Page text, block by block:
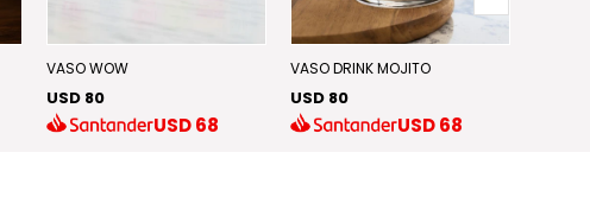
VASO WOW
USD 80
USD68
VASO DRINK MOJITO
USD 80
USD68